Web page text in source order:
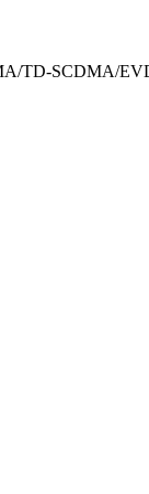
TD-SCDMA/